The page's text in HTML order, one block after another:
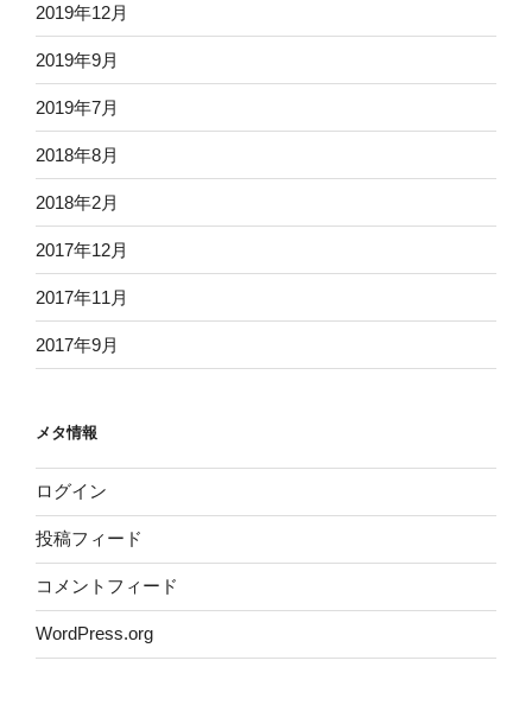
2019年12月
2019年9月
2019年7月
2018年8月
2018年2月
2017年12月
2017年11月
2017年9月
メタ情報
ログイン
投稿フィード
コメントフィード
WordPress.org